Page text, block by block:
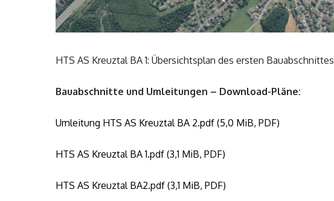
HTS AS Kreuztal BA 1: Übersichtsplan des ersten Bauabschnittes
Bauabschnitte und Umleitungen – Download-Pläne:
Umleitung HTS AS Kreuztal BA 2.pdf (5,0 MiB, PDF)
HTS AS Kreuztal BA 1.pdf (3,1 MiB, PDF)
HTS AS Kreuztal BA2.pdf (3,1 MiB, PDF)